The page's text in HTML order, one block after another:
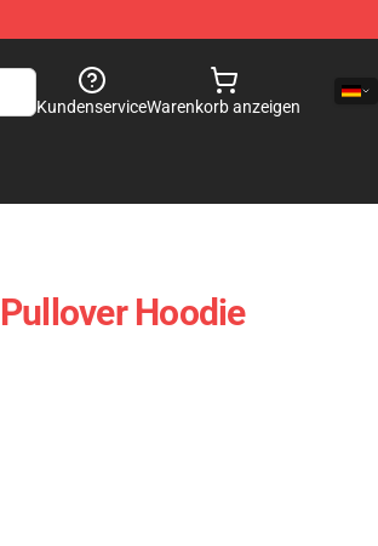
KundenserviceWarenkorb anzeigen
Hoodie